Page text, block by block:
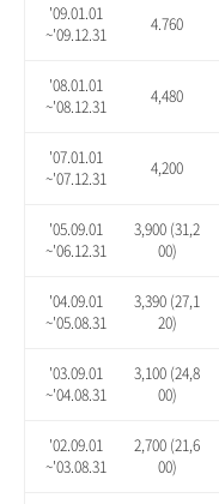
'09.01.01
~'09.12.31
4.760
'08.01.01
~'08.12.31
4,480
'07.01.01
~'07.12.31
4,200
'05.09.01
~'06.12.31
3,900 (31,2
00)
'04.09.01
~'05.08.31
3,390 (27,1
20)
'03.09.01
~'04.08.31
3,100 (24,8
00)
'02.09.01
~'03.08.31
2,700 (21,6
00)